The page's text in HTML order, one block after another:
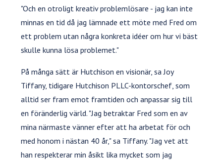
"Och en otroligt kreativ problemlösare - jag kan inte
minnas en tid då jag lämnade ett möte med Fred om
ett problem utan några konkreta idéer om hur vi bäst
skulle kunna lösa problemet."
På många sätt är Hutchison en visionär, sa Joy
Tiffany, tidigare Hutchison PLLC-kontorschef, som
alltid ser fram emot framtiden och anpassar sig till
en föränderlig värld. "Jag betraktar Fred som en av
mina närmaste vänner efter att ha arbetat för och
med honom i nästan 40 år," sa Tiffany. "Jag vet att
han respekterar min åsikt lika mycket som jag